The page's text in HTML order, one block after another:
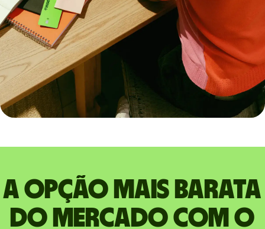
A opção mais barata
do mercado com o